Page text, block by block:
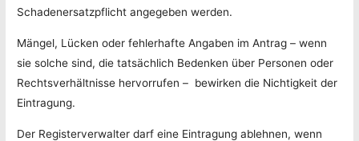
Schadenersatzpflicht angegeben werden.
Mängel, Lücken oder fehlerhafte Angaben im Antrag – wenn
sie solche sind, die tatsächlich Bedenken über Personen oder
Rechtsverhältnisse hervorrufen – bewirken die Nichtigkeit der
Eintragung.
Der Registerverwalter darf eine Eintragung ablehnen, wenn